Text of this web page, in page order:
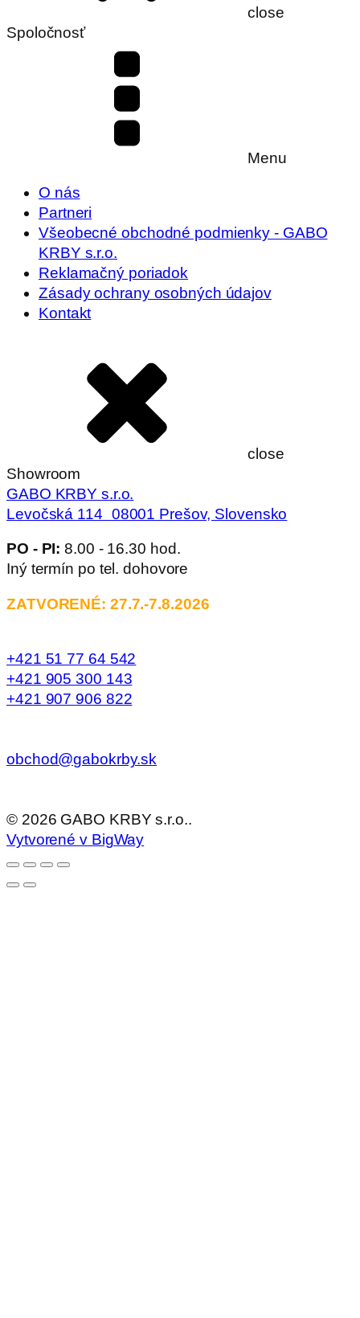
close
Spoločnosť
Menu
O nás
Partneri
Všeobecné obchodné podmienky - GABO
KRBY s.r.o.
Reklamačný poriadok
Zásady ochrany osobných údajov
Kontakt
close
Showroom
GABO KRBY s.r.o.
Levočská 114 08001 Prešov, Slovensko
PO - PI: 8.00 - 16.30 hod.
Iný termín po tel. dohovore
ZATVORENÉ: 27.7.-7.8.2026
+421 51 77 64 542
+421 905 300 143
+421 907 906 822
obchod@gabokrby.sk
© 2026 GABO KRBY s.r.o..
Vytvorené v BigWay